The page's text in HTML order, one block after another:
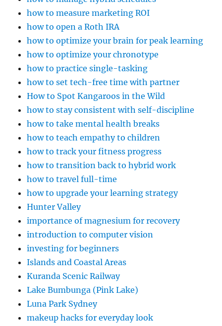
how to measure marketing ROI
how to open a Roth IRA
how to optimize your brain for peak learning
how to optimize your chronotype
how to practice single-tasking
how to set tech-free time with partner
How to Spot Kangaroos in the Wild
how to stay consistent with self-discipline
how to take mental health breaks
how to teach empathy to children
how to track your fitness progress
how to transition back to hybrid work
how to travel full-time
how to upgrade your learning strategy
Hunter Valley
importance of magnesium for recovery
introduction to computer vision
investing for beginners
Islands and Coastal Areas
Kuranda Scenic Railway
Lake Bumbunga (Pink Lake)
Luna Park Sydney
makeup hacks for everyday look